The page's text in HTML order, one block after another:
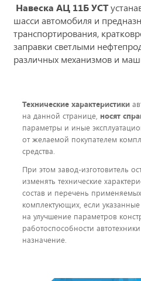
Навеска АЦ 11Б УСТ
шасси автомобиля и
транспортирования,
заправки светлыми
различных механизмов и
Технические характеристики
на данной странице, носят
параметры и иные
от желаемой покупателем
средства.
При этом завод-изготовитель
изменять технические
состав и перечень
комплектующих, если
на улучшение параметров
работоспособности
назначение.